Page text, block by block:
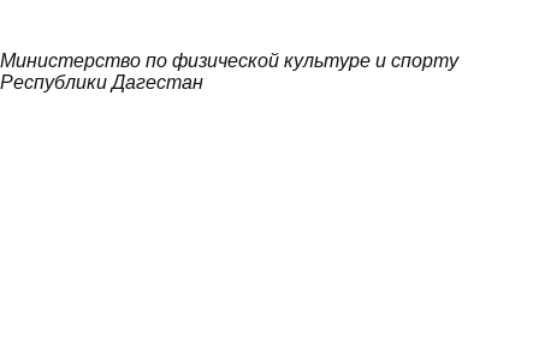
Министерство по физической культуре и спорту
Республики Дагестан